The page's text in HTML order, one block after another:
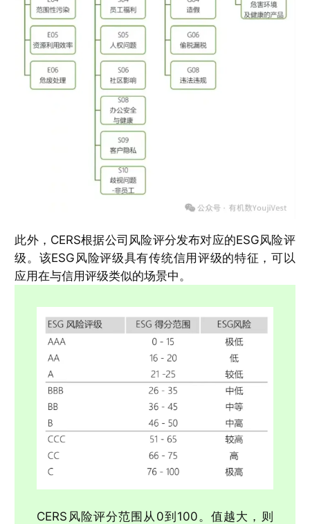
此外，CERS根据公司风险评分发布对应的ESG风险评
级。该ESG风险评级具有传统信用评级的特征，可以
应用在与信用评级类似的场景中。
CERS风险评分范围从0到100。值越大，则